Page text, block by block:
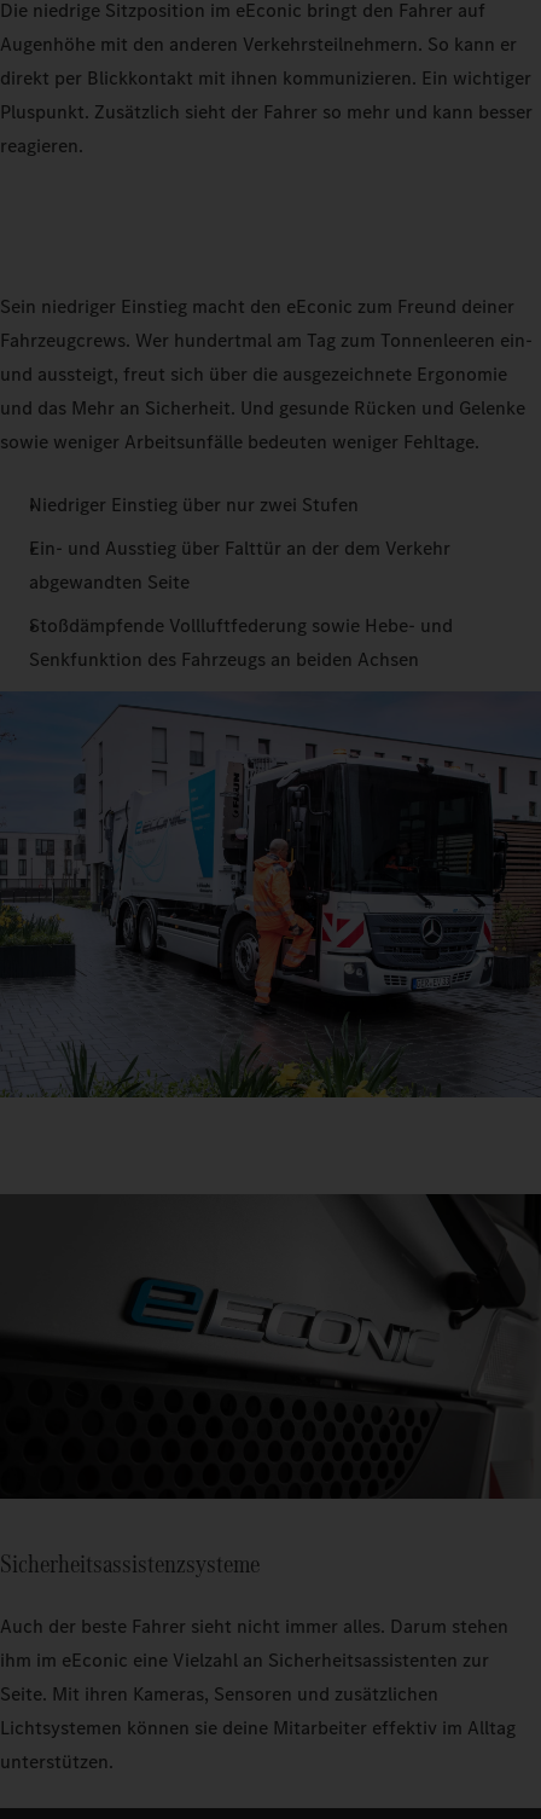
Die niedrige Sitzposition im eEconic bringt den Fahrer auf
Augenhöhe mit den anderen Verkehrsteilnehmern. So kann er
direkt per Blickkontakt mit ihnen kommunizieren. Ein wichtiger
Pluspunkt. Zusätzlich sieht der Fahrer so mehr und kann besser
reagieren.
Sein niedriger Einstieg macht den eEconic zum Freund deiner
Fahrzeugcrews. Wer hundertmal am Tag zum Tonnenleeren ein-
und aussteigt, freut sich über die ausgezeichnete Ergonomie
und das Mehr an Sicherheit. Und gesunde Rücken und Gelenke
sowie weniger Arbeitsunfälle bedeuten weniger Fehltage.
Niedriger Einstieg über nur zwei Stufen
Ein- und Ausstieg über Falttür an der dem Verkehr
abgewandten Seite
Stoßdämpfende Vollluftfederung sowie Hebe- und
Senkfunktion des Fahrzeugs an beiden Achsen
Sicherheitsassistenzsysteme
Auch der beste Fahrer sieht nicht immer alles. Darum stehen
ihm im eEconic eine Vielzahl an Sicherheitsassistenten zur
Seite. Mit ihren Kameras, Sensoren und zusätzlichen
Lichtsystemen können sie deine Mitarbeiter effektiv im Alltag
unterstützen.